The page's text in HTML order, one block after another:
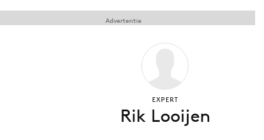
Vacatures
Academy
Advertentie
EXPERT
Rik Looijen